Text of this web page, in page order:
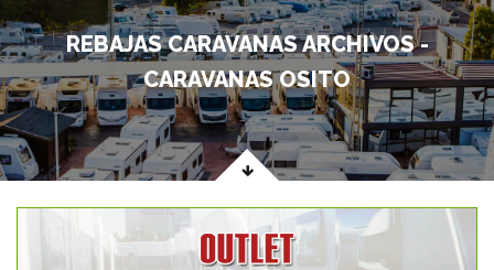
REBAJAS CARAVANAS ARCHIVOS -
CARAVANAS OSITO